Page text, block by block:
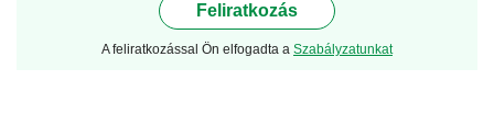
Feliratkozás
A feliratkozással Ön elfogadta a Szabályzatunkat